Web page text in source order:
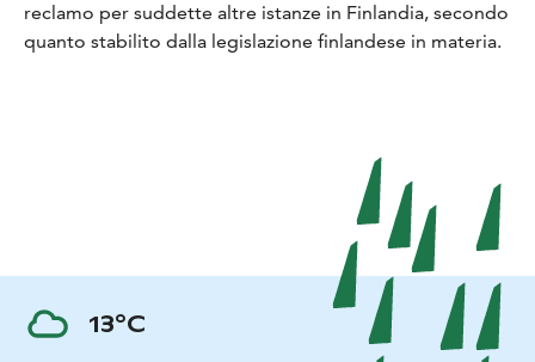
reclamo per suddette altre istanze in Finlandia, secondo
quanto stabilito dalla legislazione finlandese in materia.
13°C